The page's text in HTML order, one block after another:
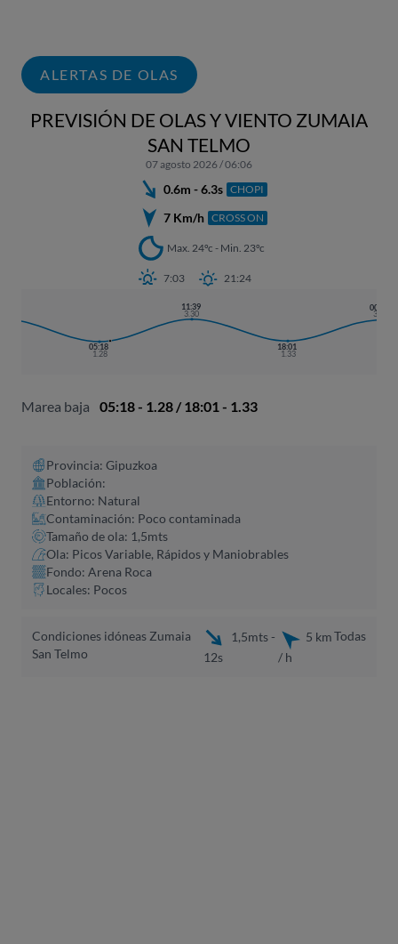
ALERTAS DE OLAS
PREVISIÓN DE OLAS Y VIENTO ZUMAIA
SAN TELMO
07 agosto 2026 / 06:06
0.6m - 6.3s CHOPI
7 Km/h CROSS ON
Max. 24ºc - Min. 23ºc
7:03 21:24
05:18
1.28
11:39
3.30
18:01
1.33
00:22
3.22
Marea baja 05:18 - 1.28 / 18:01 - 1.33
Provincia: Gipuzkoa
Población:
Entorno: Natural
Contaminación: Poco contaminada
Tamaño de ola: 1,5mts
Ola: Picos Variable, Rápidos y Maniobrables
Fondo: Arena Roca
Locales: Pocos
Condiciones idóneas Zumaia
San Telmo
1,5mts -
12s
5 km
/ h
Todas